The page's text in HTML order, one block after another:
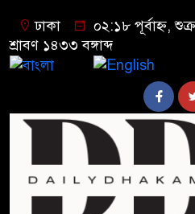
ঢাকা
০২:১৮ পূর্বাহ্ন,
শ্রাবণ ১৪৩৩ বঙ্গাব্দ